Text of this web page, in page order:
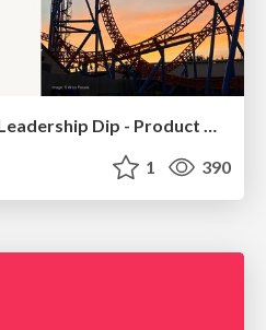
Navigating the Design Leadership Dip - Product Design Week Design Leaders+ Conference 2024
1 390